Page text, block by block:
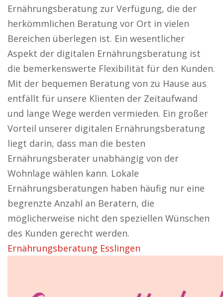
Ernährungsberatung zur Verfügung, die der
herkömmlichen Beratung vor Ort in vielen
Bereichen überlegen ist. Ein wesentlicher
Aspekt der digitalen Ernährungsberatung ist
die bemerkenswerte Flexibilität für den Kunden.
Mit der bequemen Beratung von zu Hause aus
entfällt für unsere Klienten der Zeitaufwand
und lange Wege werden vermieden. Ein großer
Vorteil unserer digitalen Ernährungsberatung
liegt darin, dass man die besten
Ernährungsberater unabhängig von der
Wohnlage wählen kann. Lokale
Ernährungsberatungen haben häufig nur eine
begrenzte Anzahl an Beratern, die
möglicherweise nicht den speziellen Wünschen
des Kunden gerecht werden.
Ernährungsberatung Esslingen